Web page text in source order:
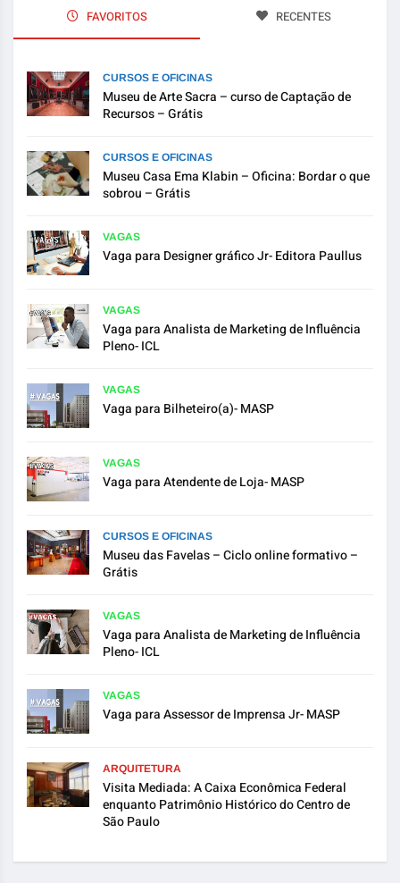
FAVORITOS RECENTES
CURSOS E OFICINAS
Museu de Arte Sacra – curso de Captação de
Recursos – Grátis
CURSOS E OFICINAS
Museu Casa Ema Klabin – Oficina: Bordar o que
sobrou – Grátis
VAGAS
Vaga para Designer gráfico Jr- Editora Paullus
VAGAS
Vaga para Analista de Marketing de Influência
Pleno- ICL
VAGAS
Vaga para Bilheteiro(a)- MASP
VAGAS
Vaga para Atendente de Loja- MASP
CURSOS E OFICINAS
Museu das Favelas – Ciclo online formativo –
Grátis
VAGAS
Vaga para Analista de Marketing de Influência
Pleno- ICL
VAGAS
Vaga para Assessor de Imprensa Jr- MASP
ARQUITETURA
Visita Mediada: A Caixa Econômica Federal
enquanto Patrimônio Histórico do Centro de
São Paulo